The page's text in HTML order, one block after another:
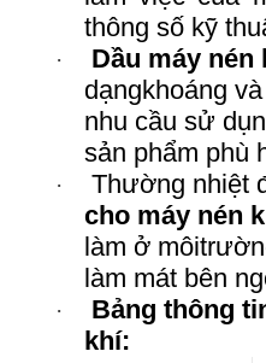
thông số kỹ
·
Dầu máy nén
dạngkhoáng
nhu cầu sử
sản phẩm phù
·
Thường nhiệt
cho máy nén
làm ở
làm mát bên
·
Bảng thông
khí: